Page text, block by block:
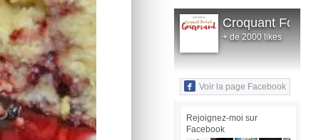
Croquant Fondant
+ de 2000 likes
Voir la page Facebook
Rejoignez-moi sur
Facebook